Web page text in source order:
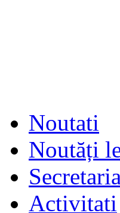
Noutati
Noutăți
Activitati